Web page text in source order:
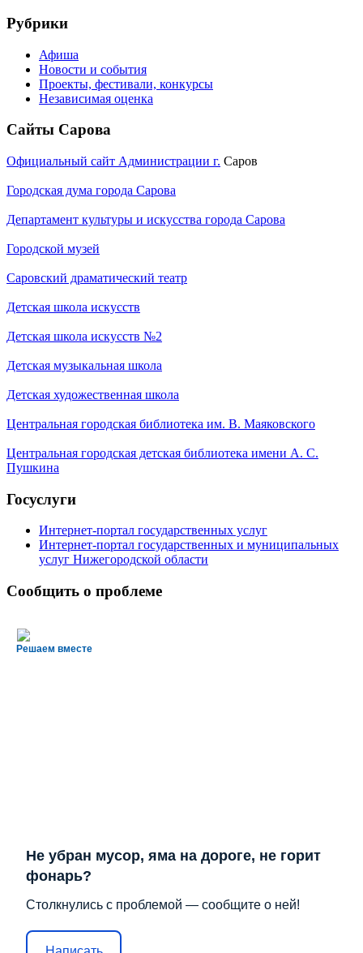
Рубрики
Афиша
Новости и события
Проекты, фестивали, конкурсы
Независимая оценка
Сайты Сарова
Официальный сайт Администрации г. Саров
Городская дума города Сарова
Департамент культуры и искусства города Сарова
Городской музей
Саровский драматический театр
Детская школа искусств
Детская школа искусств №2
Детская музыкальная школа
Детская художественная школа
Центральная городская библиотека им. В. Маяковского
Центральная городская детская библиотека имени А. С.
Пушкина
Госуслуги
Интернет-портал государственных услуг
Интернет-портал государственных и муниципальных
услуг Нижегородской области
Сообщить о проблеме
Решаем вместе
Не убран мусор, яма на дороге, не горит
фонарь?
Столкнулись с проблемой — сообщите о ней!